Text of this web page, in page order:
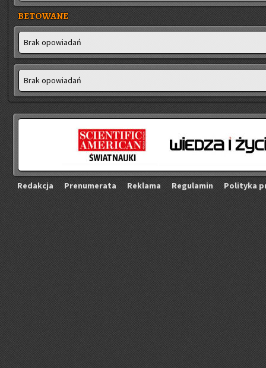
BETOWANE
Brak opo­wia­dań
Brak opo­wia­dań
Re­dak­cja Pre­nu­me­ra­ta Re­kla­ma Re­gu­la­min Po­li­ty­ka